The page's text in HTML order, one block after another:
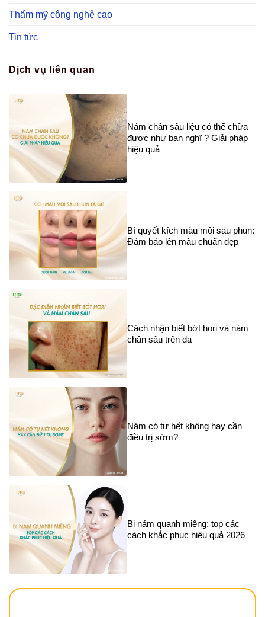
Thẩm mỹ công nghệ cao
Tin tức
Dịch vụ liên quan
Nám chân sâu liệu có thể chữa
được như bạn nghĩ ? Giải pháp
hiệu quả
Bí quyết kích màu môi sau phun:
Đảm bảo lên màu chuẩn đẹp
Cách nhận biết bớt hori và nám
chân sâu trên da
Nám có tự hết không hay cần
điều trị sớm?
Bị nám quanh miệng: top các
cách khắc phục hiệu quả 2026